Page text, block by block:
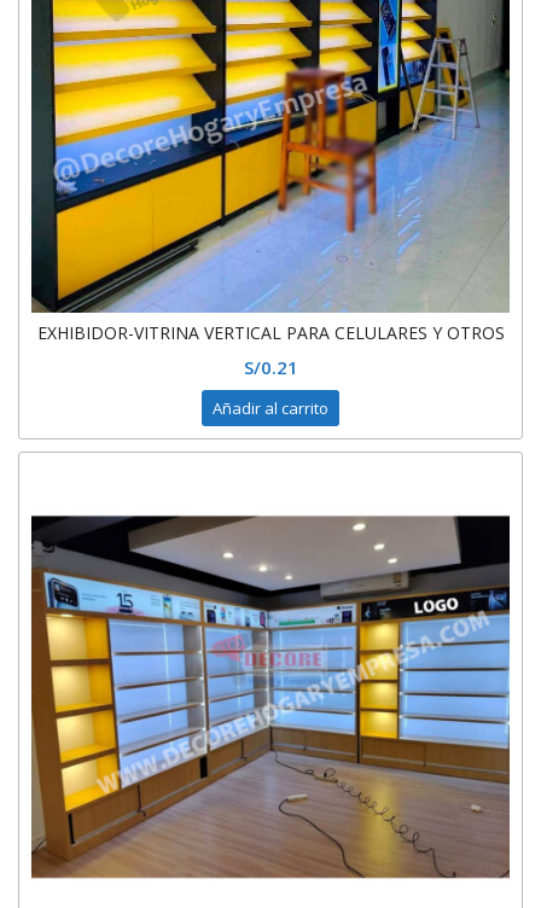
EXHIBIDOR-VITRINA VERTICAL PARA CELULARES Y OTROS
S/0.21
Añadir al carrito